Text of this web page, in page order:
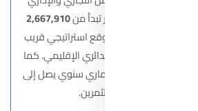
2,667,910
بتصميم عصري وموقع استراتيجي قريب
البنوك، والطريق الدائري الإقليمي. كما
يوفر المول خصومات تصل إلى 40% وعائد استثماري سنوي يصل إلى